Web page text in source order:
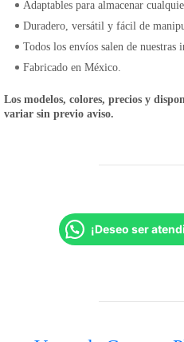
Adaptables para almacenar
Duradero, versátil y fácil de
Todos los envíos salen de nuestras
Fabricado en México.
Los modelos, colores, precios y
variar sin previo aviso.
¡Deseo ser